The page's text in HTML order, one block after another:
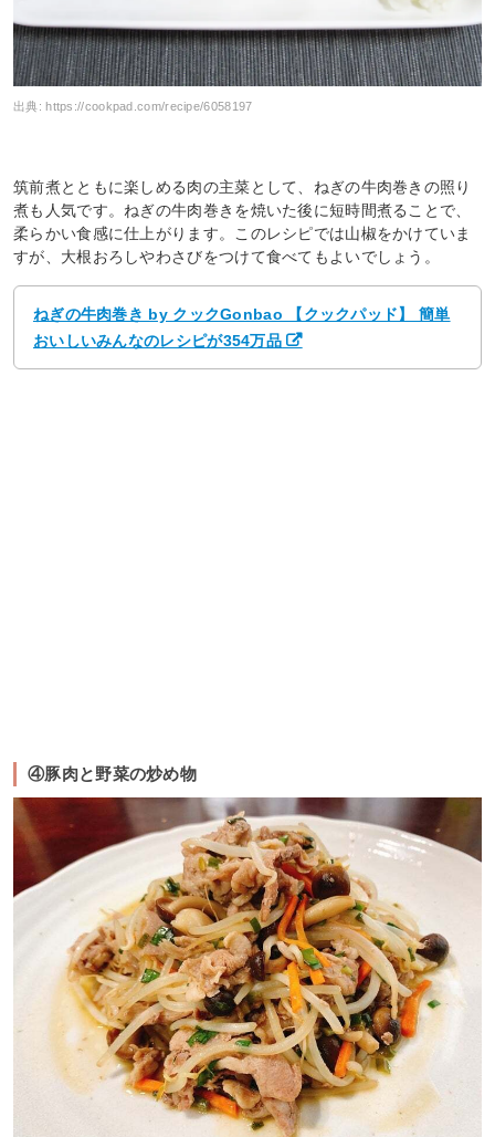
出典: https://cookpad.com/recipe/6058197
筑前煮とともに楽しめる肉の主菜として、ねぎの牛肉巻きの照り
煮も人気です。ねぎの牛肉巻きを焼いた後に短時間煮ることで、
柔らかい食感に仕上がります。このレシピでは山椒をかけていま
すが、大根おろしやわさびをつけて食べてもよいでしょう。
ねぎの牛肉巻き by クックGonbao 【クックパッド】 簡単
おいしいみんなのレシピが354万品
④豚肉と野菜の炒め物